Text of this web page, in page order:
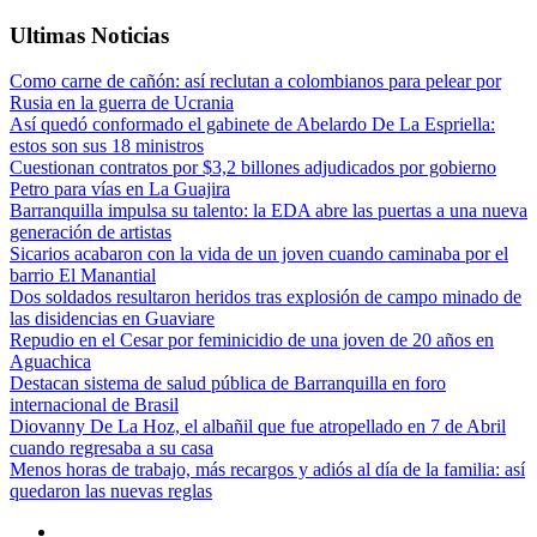
Ultimas Noticias
Como carne de cañón: así reclutan a colombianos para pelear por
Rusia en la guerra de Ucrania
Así quedó conformado el gabinete de Abelardo De La Espriella:
estos son sus 18 ministros
Cuestionan contratos por $3,2 billones adjudicados por gobierno
Petro para vías en La Guajira
Barranquilla impulsa su talento: la EDA abre las puertas a una nueva
generación de artistas
Sicarios acabaron con la vida de un joven cuando caminaba por el
barrio El Manantial
Dos soldados resultaron heridos tras explosión de campo minado de
las disidencias en Guaviare
Repudio en el Cesar por feminicidio de una joven de 20 años en
Aguachica
Destacan sistema de salud pública de Barranquilla en foro
internacional de Brasil
Diovanny De La Hoz, el albañil que fue atropellado en 7 de Abril
cuando regresaba a su casa
Menos horas de trabajo, más recargos y adiós al día de la familia: así
quedaron las nuevas reglas